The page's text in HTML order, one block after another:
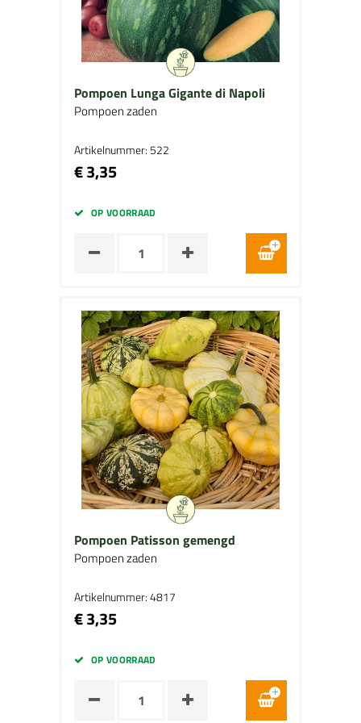
Pompoen Lunga Gigante di Napoli
Pompoen zaden
Artikelnummer: 522
€ 3,35
OP VOORRAAD
Pompoen Patisson gemengd
Pompoen zaden
Artikelnummer: 4817
€ 3,35
OP VOORRAAD